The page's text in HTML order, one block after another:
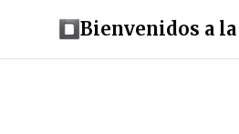
Bienvenidos a